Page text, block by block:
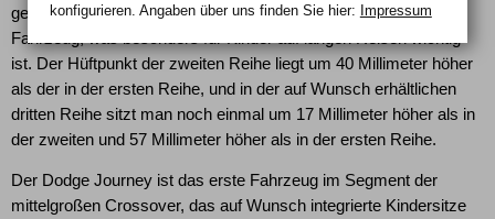
genießen die Passagiere einen unverstellten Blick aus den
Fahrzeug, was besonders für Kinder auf langen Reisen wichtig
ist. Der Hüftpunkt der zweiten Reihe liegt um 40 Millimeter höher
als der in der ersten Reihe, und in der auf Wunsch erhältlichen
dritten Reihe sitzt man noch einmal um 17 Millimeter höher als in
der zweiten und 57 Millimeter höher als in der ersten Reihe.
Der Dodge Journey ist das erste Fahrzeug im Segment der
mittelgroßen Crossover, das auf Wunsch integrierte Kindersitze
konfigurieren. Angaben über uns finden Sie hier: Impressum